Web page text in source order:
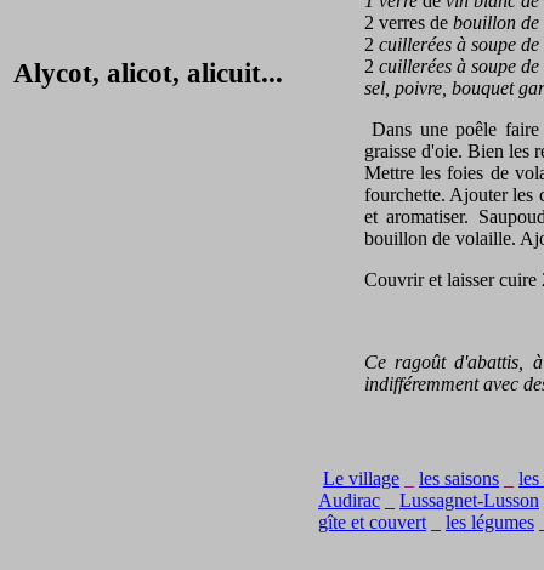
Alycot, alicot, alicuit...
2 verres de bouillon
2 cuillerées à soupe
2 cuillerées à soupe
sel, poivre, bouquet
Dans une poêle
graisse d'oie. Bien les
Mettre les foies de
fourchette. Ajouter les
et aromatiser.
bouillon de volaille.
Couvrir et laisser cuire
Ce ragoût d'abattis,
indifféremment avec
Le village les saisons
les
Audirac
Lussagnet-Lusson
gîte et couvert
les légumes